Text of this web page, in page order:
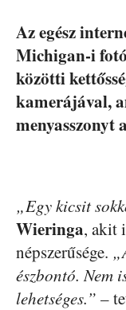
Az egész
Michigan-i
közötti
kamerájával,
„Egy kicsit
Wieringa, akit
népszerűsége.
észbontó. Nem
lehetséges.” –